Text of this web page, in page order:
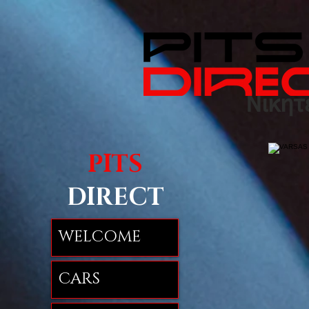
PITS
DIRECT
WELCOME
CARS